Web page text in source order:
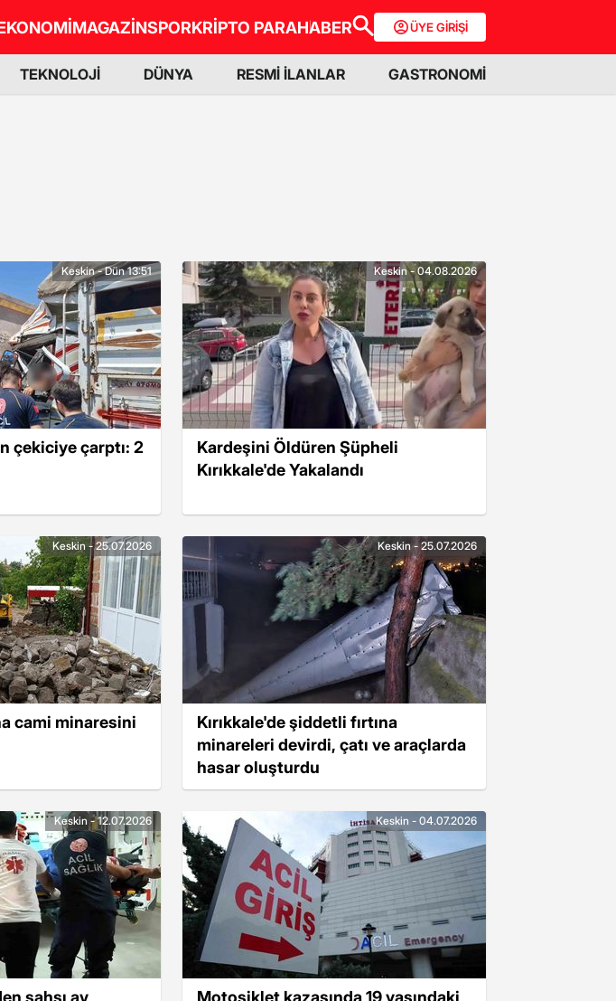
MAGAZİNSPORKRİPTO PARAHABER ÜYE GİRİŞİ
TEKNOLOJİ DÜNYA RESMİ İLANLAR GASTRONOMİ
çekiciye çarptı: 2
Keskin - Dün 13:51
Kardeşini Öldüren Şüpheli
Kırıkkale'de Yakalandı
Keskin - 04.08.2026
cami minaresini
Keskin - 25.07.2026
Kırıkkale'de şiddetli fırtına
minareleri devirdi, çatı ve araçlarda
hasar oluşturdu
Keskin - 25.07.2026
şahsı av
Keskin - 12.07.2026
Motosiklet kazasında 19 yaşındaki
Keskin - 04.07.2026